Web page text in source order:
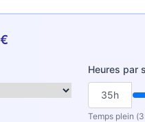
Heures par
35h
Temps plein